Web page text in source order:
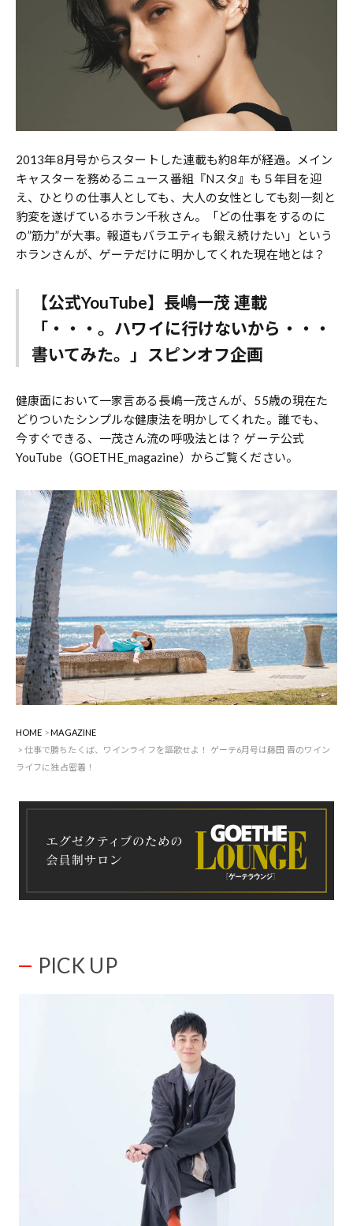
2013年8月号からスタートした連載も約8年が経過。メイン
キャスターを務めるニュース番組『Nスタ』も５年目を迎
え、ひとりの仕事人としても、大人の女性としても刻一刻と
豹変を遂げているホラン千秋さん。「どの仕事をするのに
の”筋力”が大事。報道もバラエティも鍛え続けたい」という
ホランさんが、ゲーテだけに明かしてくれた現在地とは？
【公式YouTube】長嶋一茂 連載
「・・・。ハワイに行けないから・・・
書いてみた。」スピンオフ企画
健康面において一家言ある長嶋一茂さんが、55歳の現在た
どりついたシンプルな健康法を明かしてくれた。誰でも、
今すぐできる、一茂さん流の呼吸法とは？ ゲーテ公式
YouTube（GOETHE_magazine）からご覧ください。
HOME
MAGAZINE
仕事で勝ちたくば、ワインライフを謳歌せよ！ ゲーテ6月号は藤田 晋のワイン
ライフに独占密着！
PICK UP